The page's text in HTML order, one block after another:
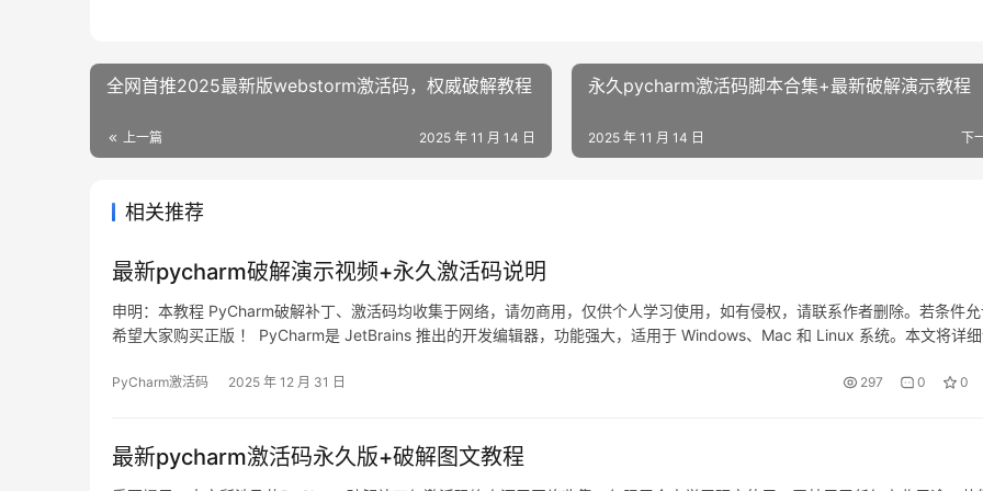
全网首推2025最新版webstorm激活码，权威破解教程
上一篇 2025 年 11 月 14 日
永久pycharm激活码脚本合集+最新破解演示教程
下
2025 年 11 月 14 日
相关推荐
最新pycharm破解演示视频+永久激活码说明
申明：本教程 PyCharm破解补丁、激活码均收集于网络，请勿商用，仅供个人学习使用，如有侵权，请联系作者删除。若条件允
希望大家购买正版 ！ PyCharm是 JetBrains 推出的开发编辑器，功能强大，适用于 Windows、Mac 和 Linux 系统。本文将详
PyCharm激活码 2025 年 12 月 31 日 297 0 0
最新pycharm激活码永久版+破解图文教程